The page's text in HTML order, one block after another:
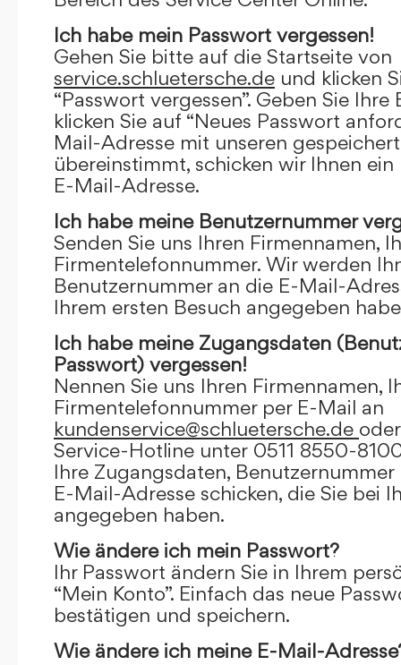
Ich habe mein Passwort vergessen!
Gehen Sie bitte auf die Startseite von
service.schluetersche.de und klicken
“Passwort vergessen”. Geben Sie
klicken Sie auf “Neues Passwort
Mail-Adresse mit unseren
übereinstimmt, schicken wir Ihnen
E-Mail-Adresse.
Ich habe meine Benutzernummer
Senden Sie uns Ihren Firmennamen,
Firmentelefonnummer. Wir werden
Benutzernummer an die E-Mail-
Ihrem ersten Besuch angegeben
Ich habe meine Zugangsdaten
Passwort) vergessen!
Nennen Sie uns Ihren Firmennamen,
Firmentelefonnummer per E-Mail an
kundenservice@schluetersche.de
Service-Hotline unter 0511 8550-
Ihre Zugangsdaten,
E-Mail-Adresse schicken, die Sie bei
angegeben haben.
Wie ändere ich mein Passwort?
Ihr Passwort ändern Sie in Ihrem
“Mein Konto”. Einfach das neue
bestätigen und speichern.
Wie ändere ich meine E-Mail-